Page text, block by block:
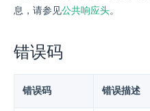
息，请参见公共响应头。
错误码
错误码 错误描述